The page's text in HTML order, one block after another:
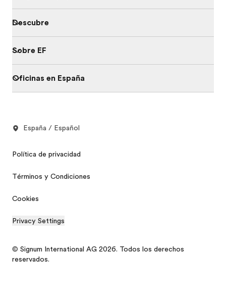
Descubre
Sobre EF
Oficinas en España
España / Español
Política de privacidad
Términos y Condiciones
Cookies
Privacy Settings
© Signum International AG 2026. Todos los derechos
reservados.